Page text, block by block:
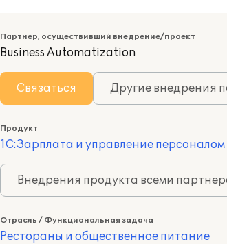
Партнер, осуществивший внедрение/проект
Business Automatization
Связаться Другие внедрения
Продукт
1С:Зарплата и управление персоналом
Внедрения продукта всеми
Отрасль / Функциональная задача
Рестораны и общественное питание